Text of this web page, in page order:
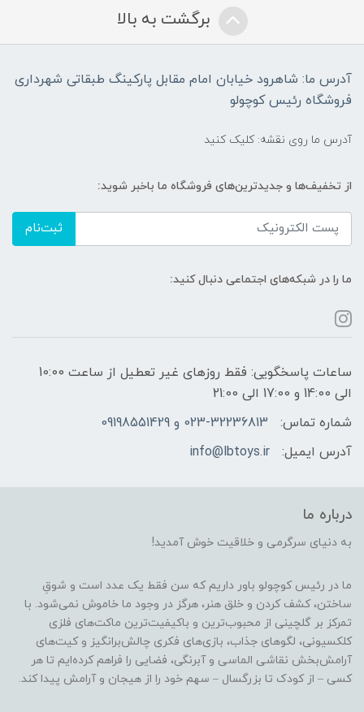
برگشت به بالا
آدرس ما: شاهرود خیابان امام مقابل پارکینگ طبقاتی شهرداری
فروشگاه رئیس کوچولو
آدرس ما روی نقشه: کلیک کنید
از تخفیف‌ها و جدیدترین‌های فروشگاه ما باخبر شوید:
ثبت‌نام
ما را در شبکه‌های اجتماعی دنبال کنید:
ساعات پاسخگویی: فقط روزهای غیر تعطیل از ساعت 10:00
الی 14:00 و 17:00 الی 21:00
شماره تماس:
023-32236813 و 09198551429
آدرس ایمیل:
info@lbtoys.ir
درباره ما
به دنیای سرگرمی و خلاقیت خوش آمدید!
ما در رئیس کوچولو باور داریم که سن فقط یک عدد است و شوقِ
ساختن، کشف کردن و خلق هنر، هرگز در وجود ما خاموش نمی‌شود. با
تمرکز بر گلچینی از محبوب‌ترین و باکیفیت‌ترین ماکت‌های فلزی
کلکسیونی، لگوهای جذاب، بازی‌های فکری چالش‌برانگیز و کیت‌های
آرامش‌بخش نقاشی الماسی و آبرنگی، فضایی را فراهم کرده‌ایم تا هر
کسی – از کودک تا بزرگسال – سهم خود را از هیجان و آرامش پیدا کند.